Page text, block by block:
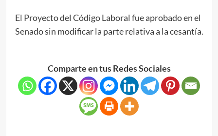
El Proyecto del Código Laboral fue aprobado en el
Senado sin modificar la parte relativa a la cesantía.
Comparte en tus Redes Sociales